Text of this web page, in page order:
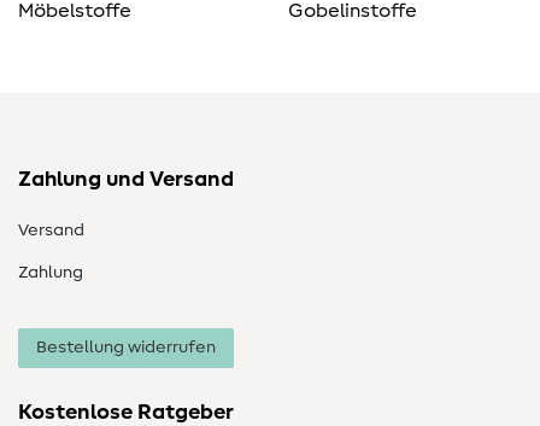
Möbelstoffe
Gobelinstoffe
Zahlung und Versand
Versand
Zahlung
Bestellung widerrufen
Kostenlose Ratgeber